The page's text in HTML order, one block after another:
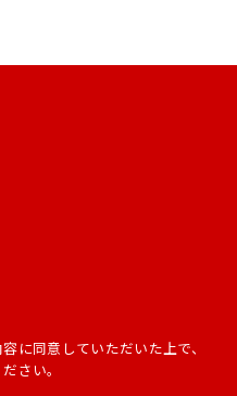
に同意していただいた上で、
さい。